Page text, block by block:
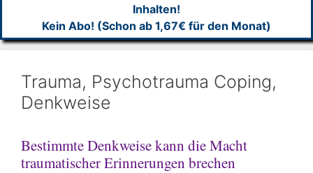
Inhalten!
Kein Abo! (Schon ab 1,67€ für den Monat)
Trauma, Psychotrauma Coping,
Denkweise
Bestimmte Denkweise kann die Macht
traumatischer Erinnerungen brechen